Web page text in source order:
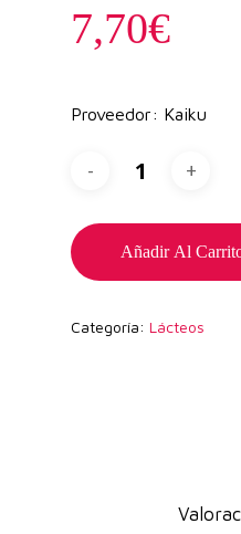
7,70€
Proveedor: Kaiku
Añadir Al
Categoría: Lácteos